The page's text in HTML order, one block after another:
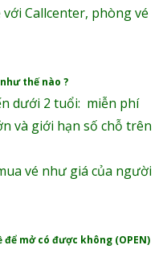
Callcenter, phòng vé
thế nào ?
dưới 2 tuổi: miễn phí
và giới hạn số chỗ trên
vé như giá của người
mở có được không (OPEN)